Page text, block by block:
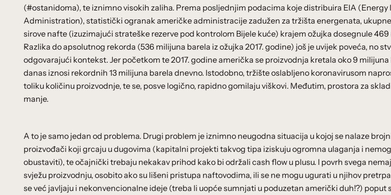
(#ostanidoma), te iznimno visokih zaliha. Prema posljednjim podacima koje distribuira EIA
Administration), statistički ogranak američke administracije zadužen za tržišta energenata,
sirove nafte (izuzimajući strateške rezerve pod kontrolom Bijele kuće) krajem ožujka dosegnule
Razlika do apsolutnog rekorda (536 milijuna barela iz ožujka 2017. godine) još je uvijek poveća, no
odgovarajući kontekst. Jer početkom te 2017. godine američka se proizvodnja kretala oko 9
danas iznosi rekordnih 13 milijuna barela dnevno. Istodobno, tržište oslabljeno koronavirusom
toliku količinu proizvodnje, te se, posve logično, rapidno gomilaju viškovi. Međutim, prostora za
manje.
A to je samo jedan od problema. Drugi problem je iznimno neugodna situacija u kojoj se nalaze
proizvođači koji grcaju u dugovima (kapitalni projekti takvog tipa iziskuju ogromna ulaganja i
obustaviti), te očajnički trebaju nekakav prihod kako bi održali cash flow u plusu. I povrh svega
svježu proizvodnju, osobito ako su lišeni pristupa naftovodima, ili se ne mogu ugurati u njihov
se već javljaju i nekonvencionalne ideje (treba li uopće sumnjati u poduzetan američki duh!?) poput